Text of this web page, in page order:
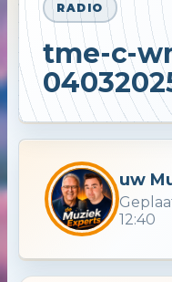
RADIO
tme-c-
uw
12:40